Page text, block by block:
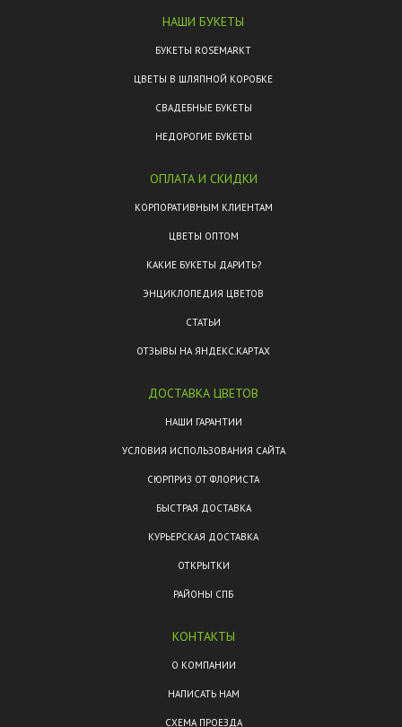
НАШИ БУКЕТЫ
БУКЕТЫ ROSEMARKT
ЦВЕТЫ В ШЛЯПНОЙ КОРОБКЕ
СВАДЕБНЫЕ БУКЕТЫ
НЕДОРОГИЕ БУКЕТЫ
ОПЛАТА И СКИДКИ
КОРПОРАТИВНЫМ КЛИЕНТАМ
ЦВЕТЫ ОПТОМ
КАКИЕ БУКЕТЫ ДАРИТЬ?
ЭНЦИКЛОПЕДИЯ ЦВЕТОВ
СТАТЬИ
ОТЗЫВЫ НА ЯНДЕКС.КАРТАХ
ДОСТАВКА ЦВЕТОВ
НАШИ ГАРАНТИИ
УСЛОВИЯ ИСПОЛЬЗОВАНИЯ САЙТА
СЮРПРИЗ ОТ ФЛОРИСТА
БЫСТРАЯ ДОСТАВКА
КУРЬЕРСКАЯ ДОСТАВКА
ОТКРЫТКИ
РАЙОНЫ СПБ
КОНТАКТЫ
О КОМПАНИИ
НАПИСАТЬ НАМ
СХЕМА ПРОЕЗДА